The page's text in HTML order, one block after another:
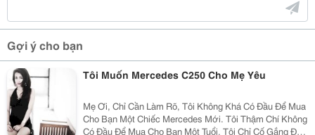
Gợi ý cho bạn
Tôi Muốn Mercedes C250 Cho Mẹ Yêu
Mẹ Ơi, Chỉ Cần Làm Rõ, Tôi Không Khá Có Đầu Để Mua
Cho Bạn Một Chiếc Mercedes Mới. Tôi Thậm Chí Không
Có Đầu Để Mua Cho Bạn Một Tuổi. Tôi Chỉ Cố Gắng Để